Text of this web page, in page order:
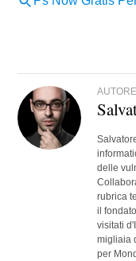
AUTORE
delle
rubrica
il
visitati
migliaia
per